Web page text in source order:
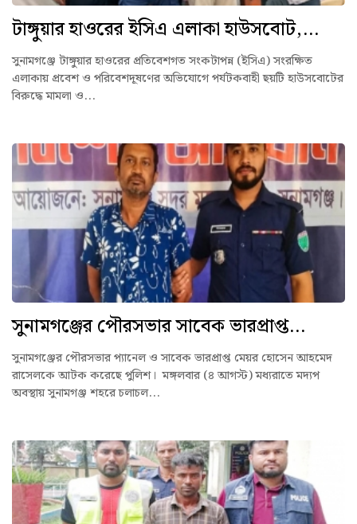
টাঙ্গুয়ার হাওরের ইসিএ এলাকা হাউসবোট,...
সুনামগঞ্জে টাঙ্গুয়ার হাওরের প্রতিবেশগত সংকটাপন্ন (ইসিএ) সংরক্ষিত
এলাকায় প্রবেশ ও পরিবেশদূষণের অভিযোগে পর্যটকবাহী ছয়টি হাউসবোটের
বিরুদ্ধে মামলা ও...
সুনামগঞ্জের পৌরসভার সাবেক ভারপ্রাপ্ত...
সুনামগঞ্জের পৌরসভার প্যানেল ও সাবেক ভারপ্রাপ্ত মেয়র হোসেন আহমেদ
রাসেলকে আটক করেছে পুলিশ। মঙ্গলবার (৪ আগস্ট) মধ্যরাতে মদ্যপ
অবস্থায় সুনামগঞ্জ শহরে চলাচল...